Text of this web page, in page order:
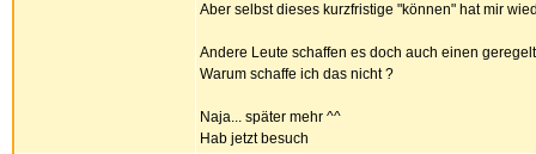
Aber selbst dieses kurzfristige "können" hat mir
Andere Leute schaffen es doch auch einen
Warum schaffe ich das nicht ?
Naja... später mehr ^^
Hab jetzt besuch